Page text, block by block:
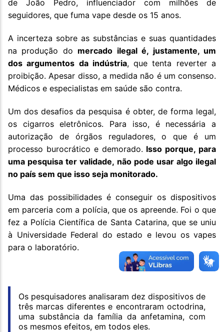
de João Pedro, influenciador com milhões de
seguidores, que fuma vape desde os 15 anos.
A incerteza sobre as substâncias e suas quantidades
na produção do mercado ilegal é, justamente, um
dos argumentos da indústria, que tenta reverter a
proibição. Apesar disso, a medida não é um consenso.
Médicos e especialistas em saúde são contra.
Um dos desafios da pesquisa é obter, de forma legal,
os cigarros eletrônicos. Para isso, é necessária a
autorização de órgãos reguladores, o que é um
processo burocrático e demorado. Isso porque, para
uma pesquisa ter validade, não pode usar algo ilegal
no país sem que isso seja monitorado.
Uma das possibilidades é conseguir os dispositivos
em parceria com a polícia, que os apreende. Foi o que
fez a Polícia Científica de Santa Catarina, que se uniu
à Universidade Federal do estado e levou os vapes
para o laboratório.
Os pesquisadores analisaram dez dispositivos de
três marcas diferentes e encontraram octodrina,
uma substância da família da anfetamina, com
os mesmos efeitos, em todos eles.